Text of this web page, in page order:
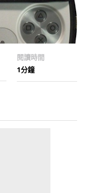
閱讀時間
1分鐘